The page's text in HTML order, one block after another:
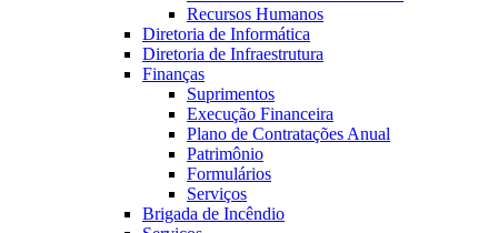
Recursos Humanos
Diretoria de Informática
Diretoria de Infraestrutura
Finanças
Suprimentos
Execução Financeira
Plano de Contratações Anual
Patrimônio
Formulários
Serviços
Brigada de Incêndio